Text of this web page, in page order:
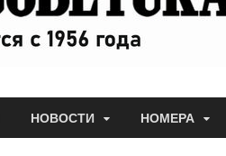
НОВОСТИ НОМЕРА